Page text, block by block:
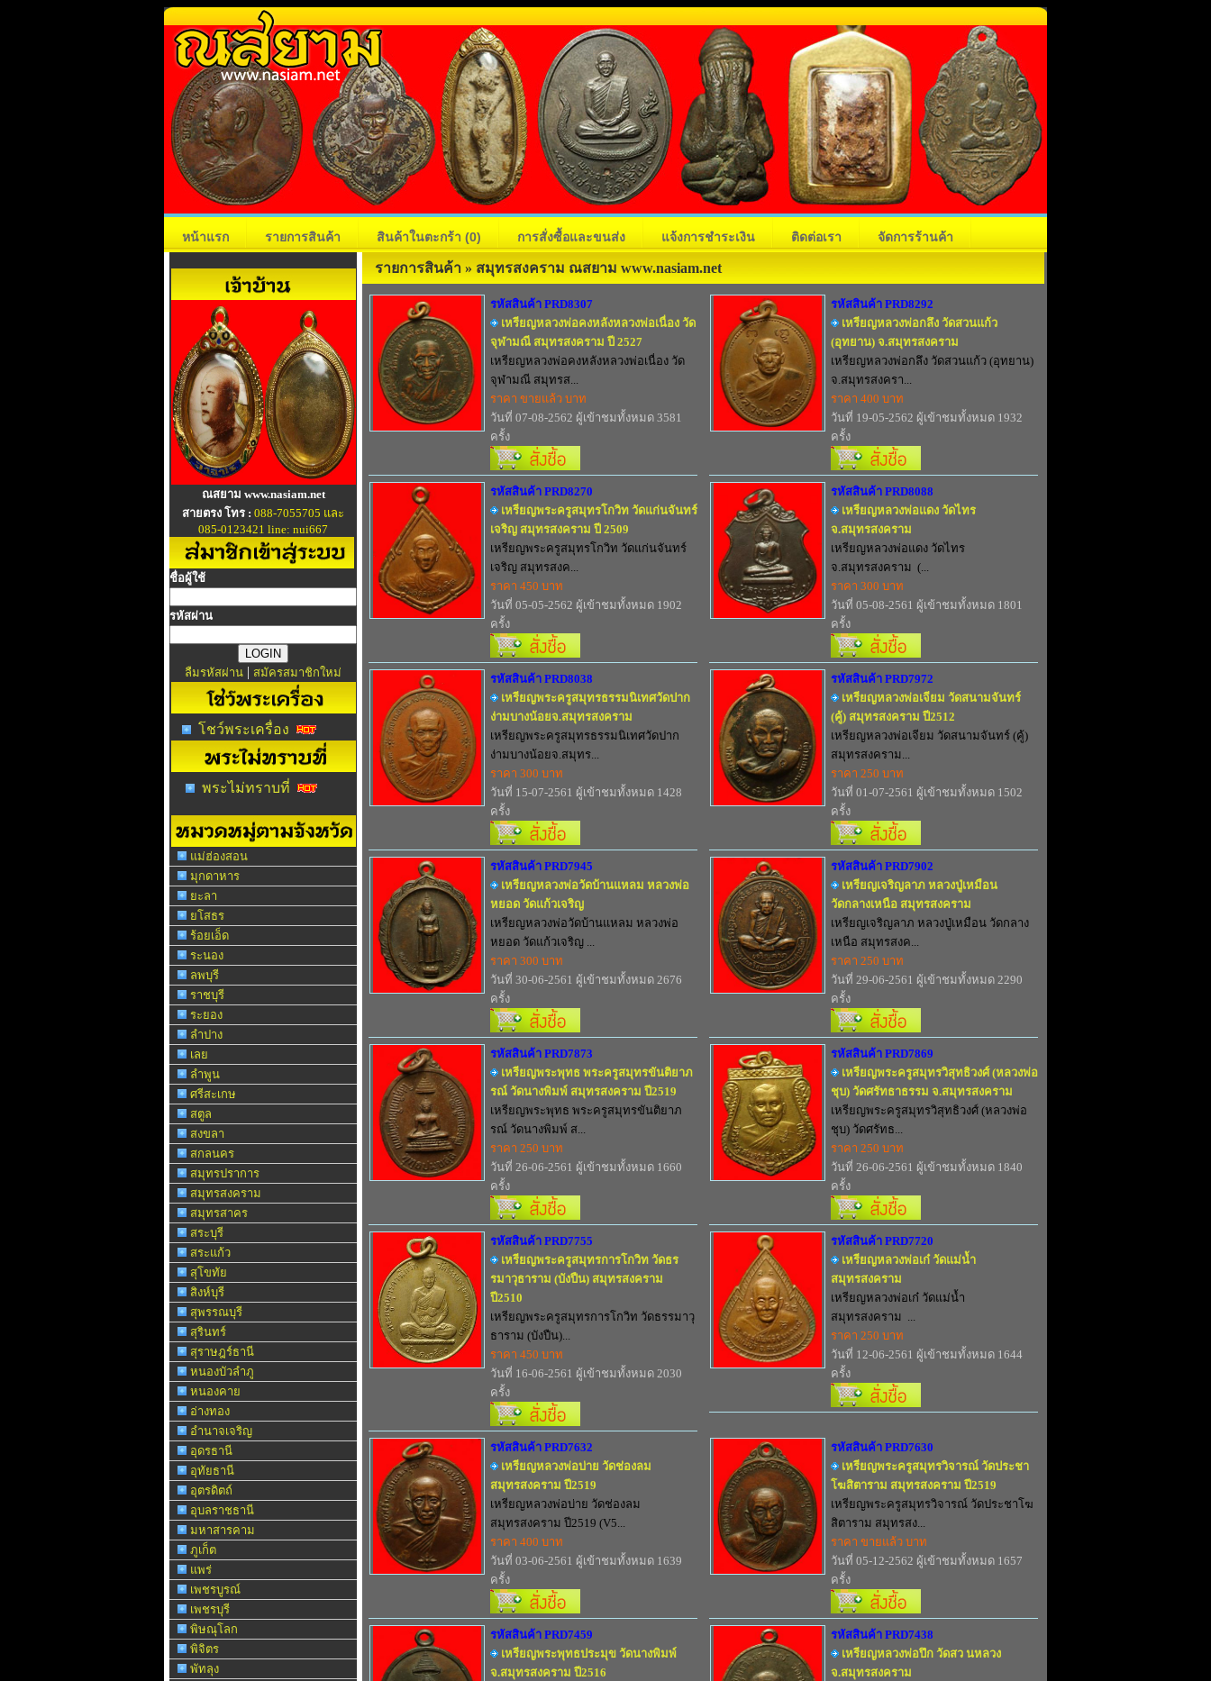
หน้าแรก รายการสินค้า สินค้าในตะกร้า (0) การสั่งซื้อและขนส่ง แจ้งการชำระเงิน ติดต่อเรา จัดการร้านค้า
ณสยาม www.nasiam.net
สายตรง โทร : 088-7055705 และ
085-0123421 line: nui667
ชื่อผู้ใช้
รหัสผ่าน
ลืมรหัสผ่าน | สมัครสมาชิกใหม่
โชว์พระเครื่อง
พระไม่ทราบที่
แม่ฮ่องสอน
มุกดาหาร
ยะลา
ยโสธร
ร้อยเอ็ด
ระนอง
ลพบุรี
ราชบุรี
ระยอง
ลำปาง
เลย
ลำพูน
ศรีสะเกษ
สตูล
สงขลา
สกลนคร
สมุทรปราการ
สมุทรสงคราม
สมุทรสาคร
สระบุรี
สระแก้ว
สุโขทัย
สิงห์บุรี
สุพรรณบุรี
สุรินทร์
สุราษฎร์ธานี
หนองบัวลำภู
หนองคาย
อ่างทอง
อำนาจเจริญ
อุดรธานี
อุทัยธานี
อุตรดิตถ์
อุบลราชธานี
มหาสารคาม
ภูเก็ต
แพร่
เพชรบูรณ์
เพชรบุรี
พิษณุโลก
พิจิตร
พัทลุง
รายการสินค้า » สมุทรสงคราม ณสยาม www.nasiam.net
รหัสสินค้า PRD8307
เหรียญหลวงพ่อคงหลังหลวงพ่อเนื่อง วัด
จุฬามณี สมุทรสงคราม ปี 2527
เหรียญหลวงพ่อคงหลังหลวงพ่อเนื่อง วัด
จุฬามณี สมุทรส...
ราคา ขายแล้ว บาท
วันที่ 07-08-2562 ผู้เข้าชมทั้งหมด 3581
ครั้ง
รหัสสินค้า PRD8292
เหรียญหลวงพ่อกลึง วัดสวนแก้ว
(อุทยาน) จ.สมุทรสงคราม
เหรียญหลวงพ่อกลึง วัดสวนแก้ว (อุทยาน)
จ.สมุทรสงครา...
ราคา 400 บาท
วันที่ 19-05-2562 ผู้เข้าชมทั้งหมด 1932
ครั้ง
รหัสสินค้า PRD8270
เหรียญพระครูสมุทรโกวิท วัดแก่นจันทร์
เจริญ สมุทรสงคราม ปี 2509
เหรียญพระครูสมุทรโกวิท วัดแก่นจันทร์
เจริญ สมุทรสงค...
ราคา 450 บาท
วันที่ 05-05-2562 ผู้เข้าชมทั้งหมด 1902
ครั้ง
รหัสสินค้า PRD8088
เหรียญหลวงพ่อแดง วัดไทร
จ.สมุทรสงคราม
เหรียญหลวงพ่อแดง วัดไทร
จ.สมุทรสงคราม (...
ราคา 300 บาท
วันที่ 05-08-2561 ผู้เข้าชมทั้งหมด 1801
ครั้ง
รหัสสินค้า PRD8038
เหรียญพระครูสมุทรธรรมนิเทศวัดปาก
ง่ามบางน้อยจ.สมุทรสงคราม
เหรียญพระครูสมุทรธรรมนิเทศวัดปาก
ง่ามบางน้อยจ.สมุทร...
ราคา 300 บาท
วันที่ 15-07-2561 ผู้เข้าชมทั้งหมด 1428
ครั้ง
รหัสสินค้า PRD7972
เหรียญหลวงพ่อเจียม วัดสนามจันทร์
(คู้) สมุทรสงคราม ปี2512
เหรียญหลวงพ่อเจียม วัดสนามจันทร์ (คู้)
สมุทรสงคราม...
ราคา 250 บาท
วันที่ 01-07-2561 ผู้เข้าชมทั้งหมด 1502
ครั้ง
รหัสสินค้า PRD7945
เหรียญหลวงพ่อวัดบ้านแหลม หลวงพ่อ
หยอด วัดแก้วเจริญ
เหรียญหลวงพ่อวัดบ้านแหลม หลวงพ่อ
หยอด วัดแก้วเจริญ ...
ราคา 300 บาท
วันที่ 30-06-2561 ผู้เข้าชมทั้งหมด 2676
ครั้ง
รหัสสินค้า PRD7902
เหรียญเจริญลาภ หลวงปู่เหมือน
วัดกลางเหนือ สมุทรสงคราม
เหรียญเจริญลาภ หลวงปู่เหมือน วัดกลาง
เหนือ สมุทรสงค...
ราคา 250 บาท
วันที่ 29-06-2561 ผู้เข้าชมทั้งหมด 2290
ครั้ง
รหัสสินค้า PRD7873
เหรียญพระพุทธ พระครูสมุทรขันติยาภ
รณ์ วัดนางพิมพ์ สมุทรสงคราม ปี2519
เหรียญพระพุทธ พระครูสมุทรขันติยาภ
รณ์ วัดนางพิมพ์ ส...
ราคา 250 บาท
วันที่ 26-06-2561 ผู้เข้าชมทั้งหมด 1660
ครั้ง
รหัสสินค้า PRD7869
เหรียญพระครูสมุทรวิสุทธิวงศ์ (หลวงพ่อ
ชุบ) วัดศรัทธาธรรม จ.สมุทรสงคราม
เหรียญพระครูสมุทรวิสุทธิวงศ์ (หลวงพ่อ
ชุบ) วัดศรัทธ...
ราคา 250 บาท
วันที่ 26-06-2561 ผู้เข้าชมทั้งหมด 1840
ครั้ง
รหัสสินค้า PRD7755
เหรียญพระครูสมุทรการโกวิท วัดธร
รมาวุธาราม (บังปืน) สมุทรสงคราม
ปี2510
เหรียญพระครูสมุทรการโกวิท วัดธรรมาวุ
ธาราม (บังปืน)...
ราคา 450 บาท
วันที่ 16-06-2561 ผู้เข้าชมทั้งหมด 2030
ครั้ง
รหัสสินค้า PRD7720
เหรียญหลวงพ่อเก๋ วัดแม่น้ำ
สมุทรสงคราม
เหรียญหลวงพ่อเก๋ วัดแม่น้ำ
สมุทรสงคราม ...
ราคา 250 บาท
วันที่ 12-06-2561 ผู้เข้าชมทั้งหมด 1644
ครั้ง
รหัสสินค้า PRD7632
เหรียญหลวงพ่อบ่าย วัดช่องลม
สมุทรสงคราม ปี2519
เหรียญหลวงพ่อบ่าย วัดช่องลม
สมุทรสงคราม ปี2519 (V5...
ราคา 400 บาท
วันที่ 03-06-2561 ผู้เข้าชมทั้งหมด 1639
ครั้ง
รหัสสินค้า PRD7630
เหรียญพระครูสมุทรวิจารณ์ วัดประชา
โฆสิตาราม สมุทรสงคราม ปี2519
เหรียญพระครูสมุทรวิจารณ์ วัดประชาโฆ
สิตาราม สมุทรสง...
ราคา ขายแล้ว บาท
วันที่ 05-12-2562 ผู้เข้าชมทั้งหมด 1657
ครั้ง
รหัสสินค้า PRD7459
เหรียญพระพุทธประมุข วัดนางพิมพ์
จ.สมุทรสงคราม ปี2516
รหัสสินค้า PRD7438
เหรียญหลวงพ่อปึก วัดสว นหลวง
จ.สมุทรสงคราม